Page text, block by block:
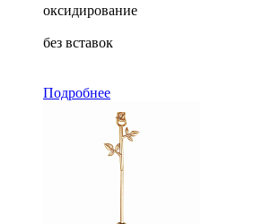
оксидирование
без вставок
Подробнее